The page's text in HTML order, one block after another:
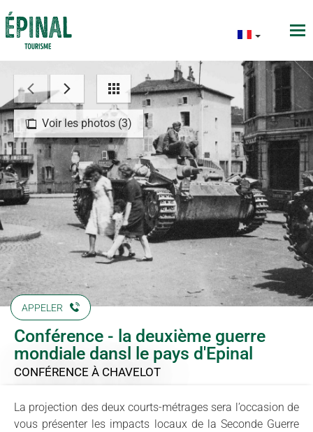
Voir les photos (3)
APPELER
Conférence - la deuxième guerre
mondiale dansl le pays d'Epinal
CONFÉRENCE À CHAVELOT
La projection des deux courts-métrages sera l’occasion de
vous présenter les impacts locaux de la Seconde Guerre